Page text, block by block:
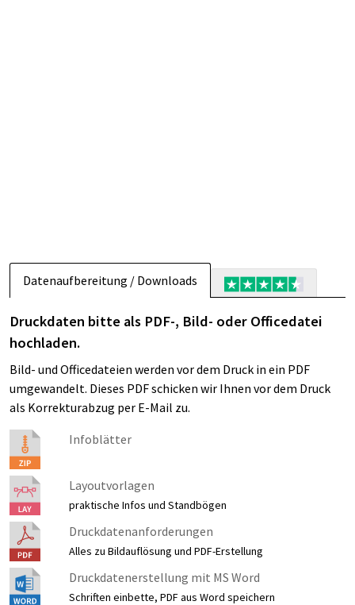
Datenaufbereitung / Downloads
Druckdaten bitte als PDF-, Bild- oder Officedatei
hochladen.
Bild- und Officedateien werden vor dem Druck in ein PDF
umgewandelt. Dieses PDF schicken wir Ihnen vor dem Druck
als Korrekturabzug per E-Mail zu.
Infoblätter
Layoutvorlagen
praktische Infos und Standbögen
Druckdatenanforderungen
Alles zu Bildauflösung und PDF-Erstellung
Druckdatenerstellung mit MS Word
Schriften einbette, PDF aus Word speichern